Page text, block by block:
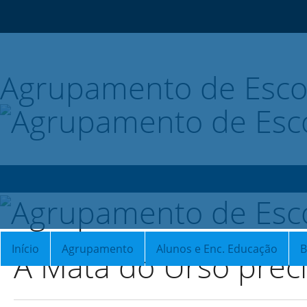
Agrupamento de
Início Agrupamento Alunos e Enc. Educação
A Mata do Urso